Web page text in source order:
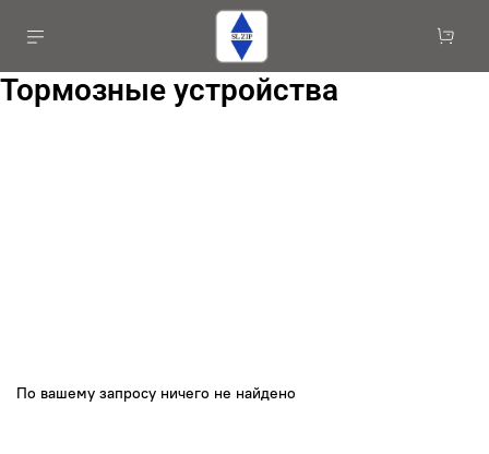
Тормозные устройства
По вашему запросу ничего не найдено